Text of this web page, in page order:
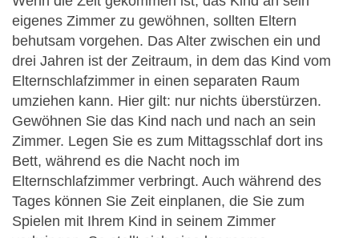
eigenes Zimmer zu gewöhnen, sollten Eltern
behutsam vorgehen. Das Alter zwischen ein und
drei Jahren ist der Zeitraum, in dem das Kind vom
Elternschlafzimmer in einen separaten Raum
umziehen kann. Hier gilt: nur nichts überstürzen.
Gewöhnen Sie das Kind nach und nach an sein
Zimmer. Legen Sie es zum Mittagsschlaf dort ins
Bett, während es die Nacht noch im
Elternschlafzimmer verbringt. Auch während des
Tages können Sie Zeit einplanen, die Sie zum
Spielen mit Ihrem Kind in seinem Zimmer